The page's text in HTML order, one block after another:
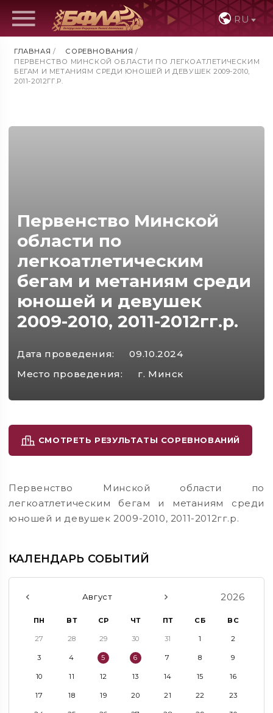
RU
ГЛАВНАЯ / СОРЕВНОВАНИЯ /
ПЕРВЕНСТВО МИНСКОЙ ОБЛАСТИ ПО ЛЕГКОАТЛЕТИЧЕСКИМ
БЕГАМ И МЕТАНИЯМ СРЕДИ ЮНОШЕЙ И ДЕВУШЕК 2009-2010,
2011-2012ГГ.Р.
Первенство Минской
области по
легкоатлетическим
бегам и метаниям среди
юношей и девушек
2009-2010, 2011-2012гг.р.
Дата проведения:
09.10.2024
Место проведения:
г. Минск
СМОТРЕТЬ РЕЗУЛЬТАТЫ СОРЕВНОВАНИЙ
Первенство Минской области по
легкоатлетическим бегам и метаниям среди
юношей и девушек 2009-2010, 2011-2012гг.р.
КАЛЕНДАРЬ СОБЫТИЙ
Август 2026
ПН ВТ СР ЧТ ПТ СБ ВС
27 28 29 30 31 1 2
3 4 5 6 7 8 9
10 11 12 13 14 15 16
17 18 19 20 21 22 23